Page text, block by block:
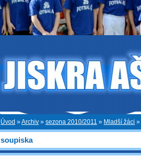
Úvod »Archiv » sezona 2010/2011 » Mladší žáci »
soupiska